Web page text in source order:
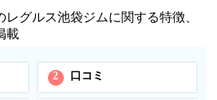
グルス池袋ジムに関する特徴、
載
2 口コミ